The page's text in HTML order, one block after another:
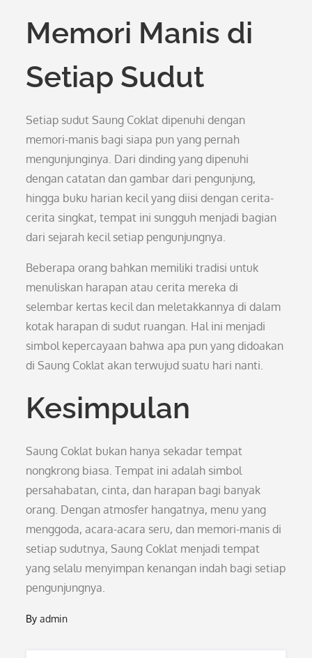
Memori Manis di
Setiap Sudut
Setiap sudut Saung Coklat dipenuhi dengan
memori-manis bagi siapa pun yang pernah
mengunjunginya. Dari dinding yang dipenuhi
dengan catatan dan gambar dari pengunjung,
hingga buku harian kecil yang diisi dengan cerita-
cerita singkat, tempat ini sungguh menjadi bagian
dari sejarah kecil setiap pengunjungnya.
Beberapa orang bahkan memiliki tradisi untuk
menuliskan harapan atau cerita mereka di
selembar kertas kecil dan meletakkannya di dalam
kotak harapan di sudut ruangan. Hal ini menjadi
simbol kepercayaan bahwa apa pun yang didoakan
di Saung Coklat akan terwujud suatu hari nanti.
Kesimpulan
Saung Coklat bukan hanya sekadar tempat
nongkrong biasa. Tempat ini adalah simbol
persahabatan, cinta, dan harapan bagi banyak
orang. Dengan atmosfer hangatnya, menu yang
menggoda, acara-acara seru, dan memori-manis di
setiap sudutnya, Saung Coklat menjadi tempat
yang selalu menyimpan kenangan indah bagi setiap
pengunjungnya.
Byadmin